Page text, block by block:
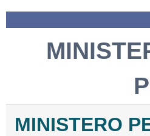
MINISTERO